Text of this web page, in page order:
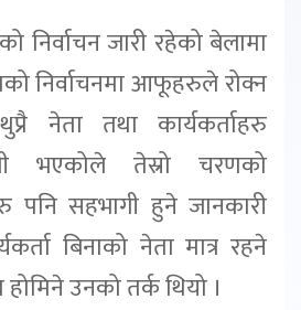
निर्वाचन जारी रहेको बेलामा
निर्वाचनमा आफूहरुले रोक्न
नेता तथा कार्यकर्ताहरु
भएकोले तेस्रो चरणको
पनि सहभागी हुने जानकारी
बिनाको नेता मात्र रहने
उनको तर्क थियो ।